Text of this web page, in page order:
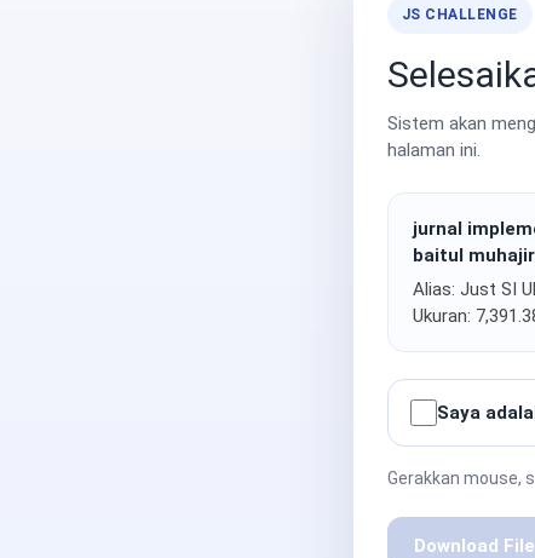
JS CHALLENGE
Sistem akan
halaman ini.
jurnal
baitul
Alias: Just SI
Ukuran:
Saya
Gerakkan mouse,
Download File